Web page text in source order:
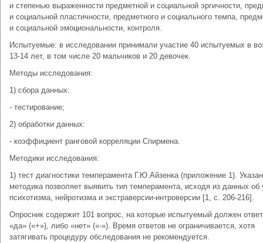
и степенью выраженности предметной и социальной эргичности,
и социальной пластичности, предметного и социального темпа,
и социальной эмоциональности, контроля.
Испытуемые: в исследовании принимали участие 40 испытуемых в
13-14 лет, в том числе 20 мальчиков и 20 девочек.
Методы исследования:
1) сбора данных:
- тестирование;
2) обработки данных:
- коэффициент ранговой корреляции Спирмена.
Методики исследования:
1) тест диагностики темперамента Г.Ю.Айзенка (приложение 1).
методика позволяет выявить тип темперамента, исходя из данных об
психотизма, нейротизма и экстраверсии-интроверсии [1, с. 206-216].
Опросник содержит 101 вопрос, на которые испытуемый должен
«да» («+»), либо «нет» («-»). Время ответов не ограничивается, хотя
затягивать процедуру обследования не рекомендуется.